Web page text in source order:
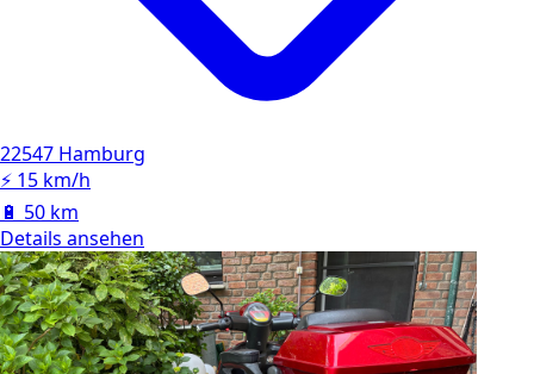
22547 Hamburg
⚡ 15 km/h
🔋 50 km
Details ansehen